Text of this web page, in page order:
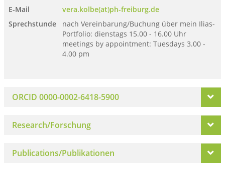
E-Mail
vera.kolbe(at)ph-freiburg.de
Sprechstunde
nach Vereinbarung/Buchung über mein Ilias-
Portfolio: dienstags 15.00 - 16.00 Uhr
meetings by appointment: Tuesdays 3.00 -
4.00 pm
ORCID 0000-0002-6418-5900
Research/Forschung
Publications/Publikationen